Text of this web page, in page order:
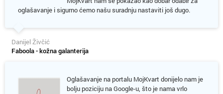
oglašavanje i sigurno ćemo našu suradnju nastaviti još dugo.
Danijel Živčić
Faboola - kožna galanterija
Oglašavanje na portalu MojKvart donijelo nam je
bolju poziciju na Google-u, što je nama vrlo